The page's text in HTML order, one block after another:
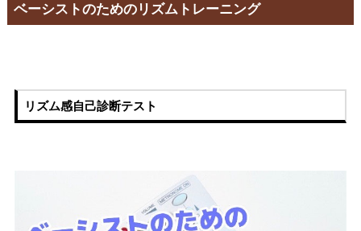
ベーシストのためのリズムトレーニング
リズム感自己診断テスト